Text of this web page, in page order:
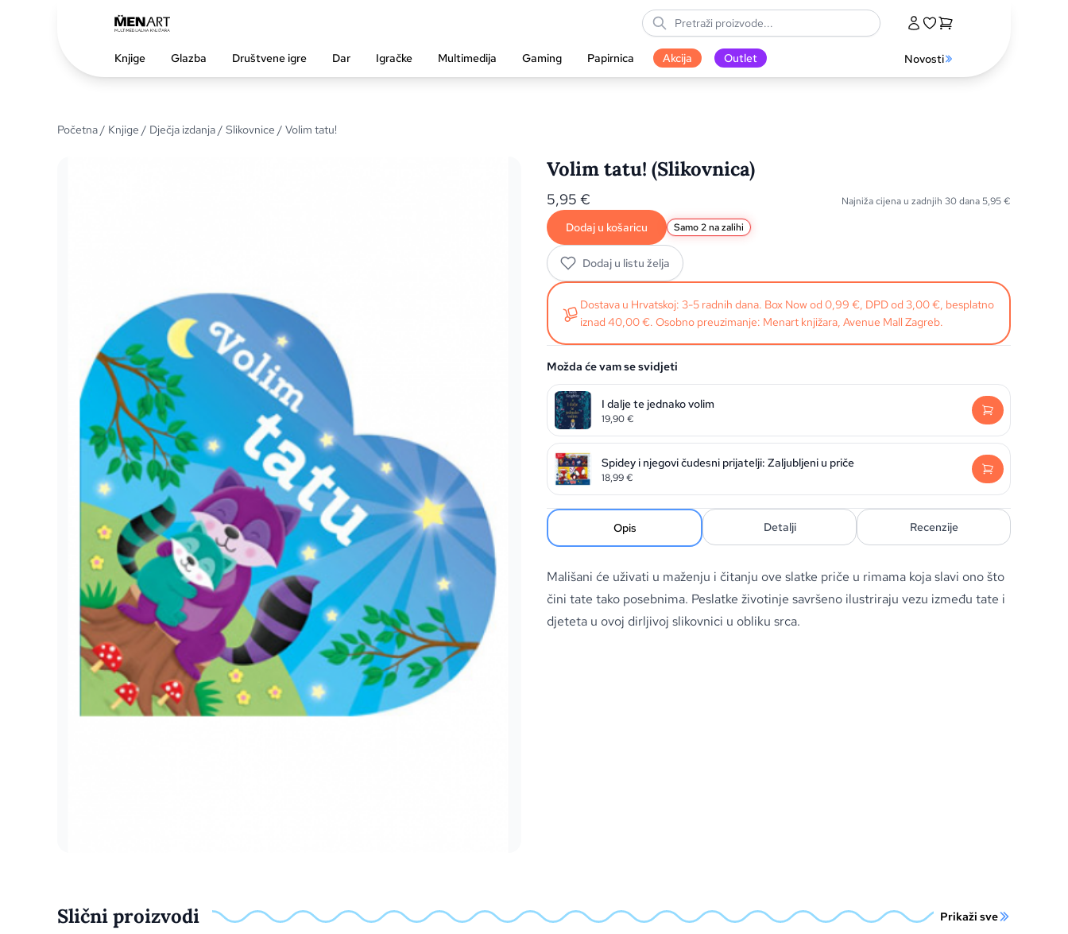
Knjige Glazba Društvene igre Dar Igračke Multimedija Gaming Papirnica Akcija Outlet Novosti
Početna/ Knjige / Dječja izdanja/ Slikovnice / Volim tatu!
Volim tatu! (Slikovnica)
5,95 € Najniža cijena u zadnjih 30 dana 5,95€
Dodaj u košaricu Samo 2 na zalihi
Dodaj u listu želja
Dostava u Hrvatskoj: 3-5 radnih dana. Box Now od 0,99 €, DPD od 3,00 €, besplatno
iznad 40,00 €. Osobno preuzimanje: Menart knjižara, Avenue Mall Zagreb.
Možda će vam se svidjeti
I dalje te jednako volim
19,90€
Spidey i njegovi čudesni prijatelji: Zaljubljeni u priče
18,99€
Opis Detalji Recenzije
Mališani će uživati u maženju i čitanju ove slatke priče u rimama koja slavi ono što
čini tate tako posebnima. Peslatke životinje savršeno ilustriraju vezu između tate i
djeteta u ovoj dirljivoj slikovnici u obliku srca.
Slični proizvodi Prikaži sve